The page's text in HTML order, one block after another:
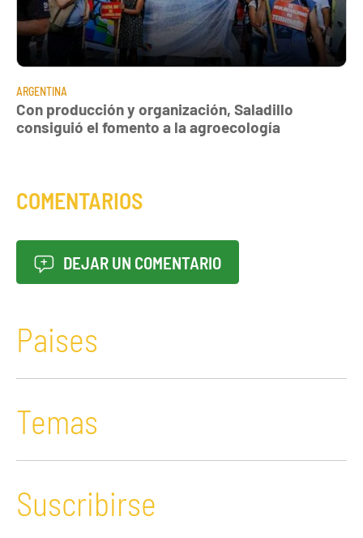
ARGENTINA
Con producción y organización, Saladillo
consiguió el fomento a la agroecología
COMENTARIOS
DEJAR UN COMENTARIO
Paises
Temas
Suscribirse